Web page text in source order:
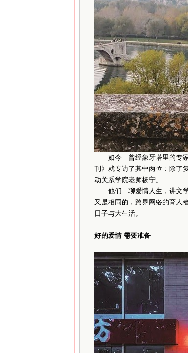
如今，曾经象牙塔里的专家
刊》就专访了其中两位：除了
动关系学院老师杨宁。
他们，聊爱情人生，讲文学
又是相同的，跨界网络的育人
日子与大生活。
好的爱情 需要准备